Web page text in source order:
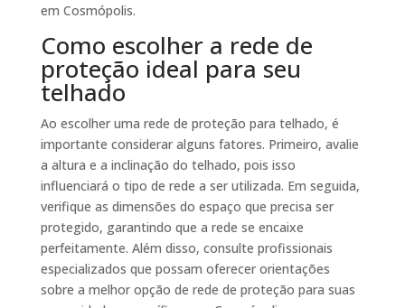
em Cosmópolis.
Como escolher a rede de
proteção ideal para seu
telhado
Ao escolher uma rede de proteção para telhado, é
importante considerar alguns fatores. Primeiro, avalie
a altura e a inclinação do telhado, pois isso
influenciará o tipo de rede a ser utilizada. Em seguida,
verifique as dimensões do espaço que precisa ser
protegido, garantindo que a rede se encaixe
perfeitamente. Além disso, consulte profissionais
especializados que possam oferecer orientações
sobre a melhor opção de rede de proteção para suas